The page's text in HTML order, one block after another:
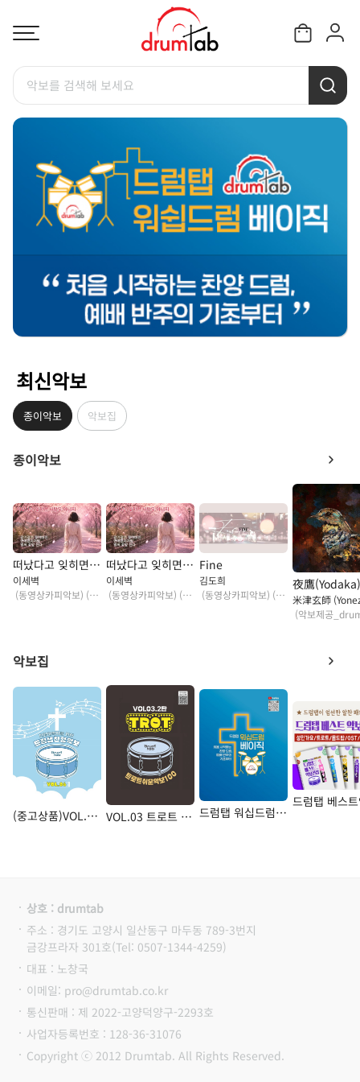
악보를 검색해 보세요
배
최신악보
종이악보 악보집
종이악보
떠났다고 잊히면 사랑도 아니지
이세벽
(동영상카피악보) (TYPE A)
떠났다고 잊히면 사랑도 아니지
이세벽
(동영상카피악보) (TYPE B)
Fine
김도희
(동영상카피악보) (TYPE A)
夜鷹(Yodaka)
악보집
(중고상품)VOL.06 찬양사역자를 위한 드럼탭찬양악보 VOL.03 트로트 쉬운악보 100 2탄 드럼탭 워십드럼 베이직